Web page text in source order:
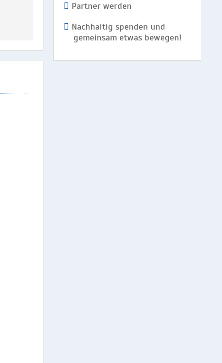
Partner werden
Nachhaltig spenden und
gemeinsam etwas bewegen!